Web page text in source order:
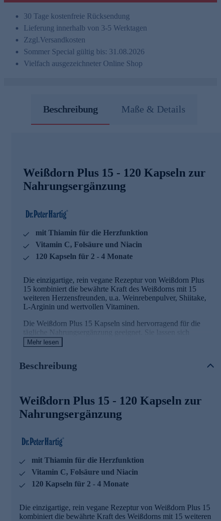
30 Tage kostenfreie Rücksendung
Lieferung innerhalb von 3-5 Werktagen
Zzgl.Versandkosten
Sommer Special gültig bis: 31.08.2026
Vielfach ausgezeichneter Online Shop
Beschreibung Maße & Details
Weißdorn Plus 15 - 120 Kapseln zur
Nahrungsergänzung
mit Thiamin für die Herzfunktion
Vitamin C, Folsäure und Niacin
120 Kapseln für 2 - 4 Monate
Die einzigartige, rein vegane Rezeptur von Weißdorn Plus
15 kombiniert die bewährte Kraft des Weißdorns mit 15
weiteren Herzensfreunden, u.a. Weinrebenpulver, Shiitake,
L-Arginin und wertvollen Vitaminen.
Die Weißdorn Plus 15 Kapseln sind hervorragend für die
tägliche Nahrungsergänzung geeignet. Sie lassen sich
ausgezeichnet mit allen weiteren Dr. Peter Hartig®
Vital“.
und Mineralien
Thiamin trägt zu einer normalen Herzfunktion bei
eine normale Funktion der Blutgefäße bei
Folsäure trägt zu einer normalen Blutbildung bei
Dr. Peter Hartig® forscht für Ihre Gesundheit
Seit knapp 40 Jahren steht der Name Dr. Peter Hartig® für
Motivation findet er in der Natur selbst – dem Wasser und
Mehr lesen
Beschreibung
Weißdorn Plus 15 - 120 Kapseln zur
Nahrungsergänzung
mit Thiamin für die Herzfunktion
Vitamin C, Folsäure und Niacin
120 Kapseln für 2 - 4 Monate
Die einzigartige, rein vegane Rezeptur von Weißdorn Plus 15
kombiniert die bewährte Kraft des Weißdorns mit 15 weiteren